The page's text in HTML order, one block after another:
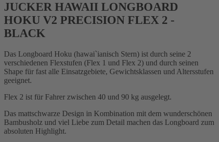
JUCKER HAWAII LONGBOARD
HOKU V2 PRECISION FLEX 2 -
BLACK
Das Longboard Hoku (hawai`ianisch Stern) ist durch seine 2
verschiedenen Flexstufen (Flex 1 und Flex 2) und durch seinen
Shape für fast alle Einsatzgebiete, Gewichtsklassen und Altersstufen
geeignet.
Flex 2 ist für Fahrer zwischen 40 und 90 kg ausgelegt.
Das mattschwarze Design in Kombination mit dem wunderschönen
Bambusholz und viel Liebe zum Detail machen das Longboard zum
absoluten Highlight.